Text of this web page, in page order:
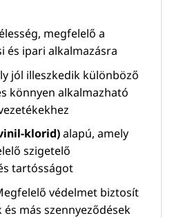
megfelelő a
és ipari alkalmazásra
jól illeszkedik különböző
könnyen alkalmazható
klorid)alapú, amely
szigetelő
tartósságot
védelmet biztosít
más szennyeződések